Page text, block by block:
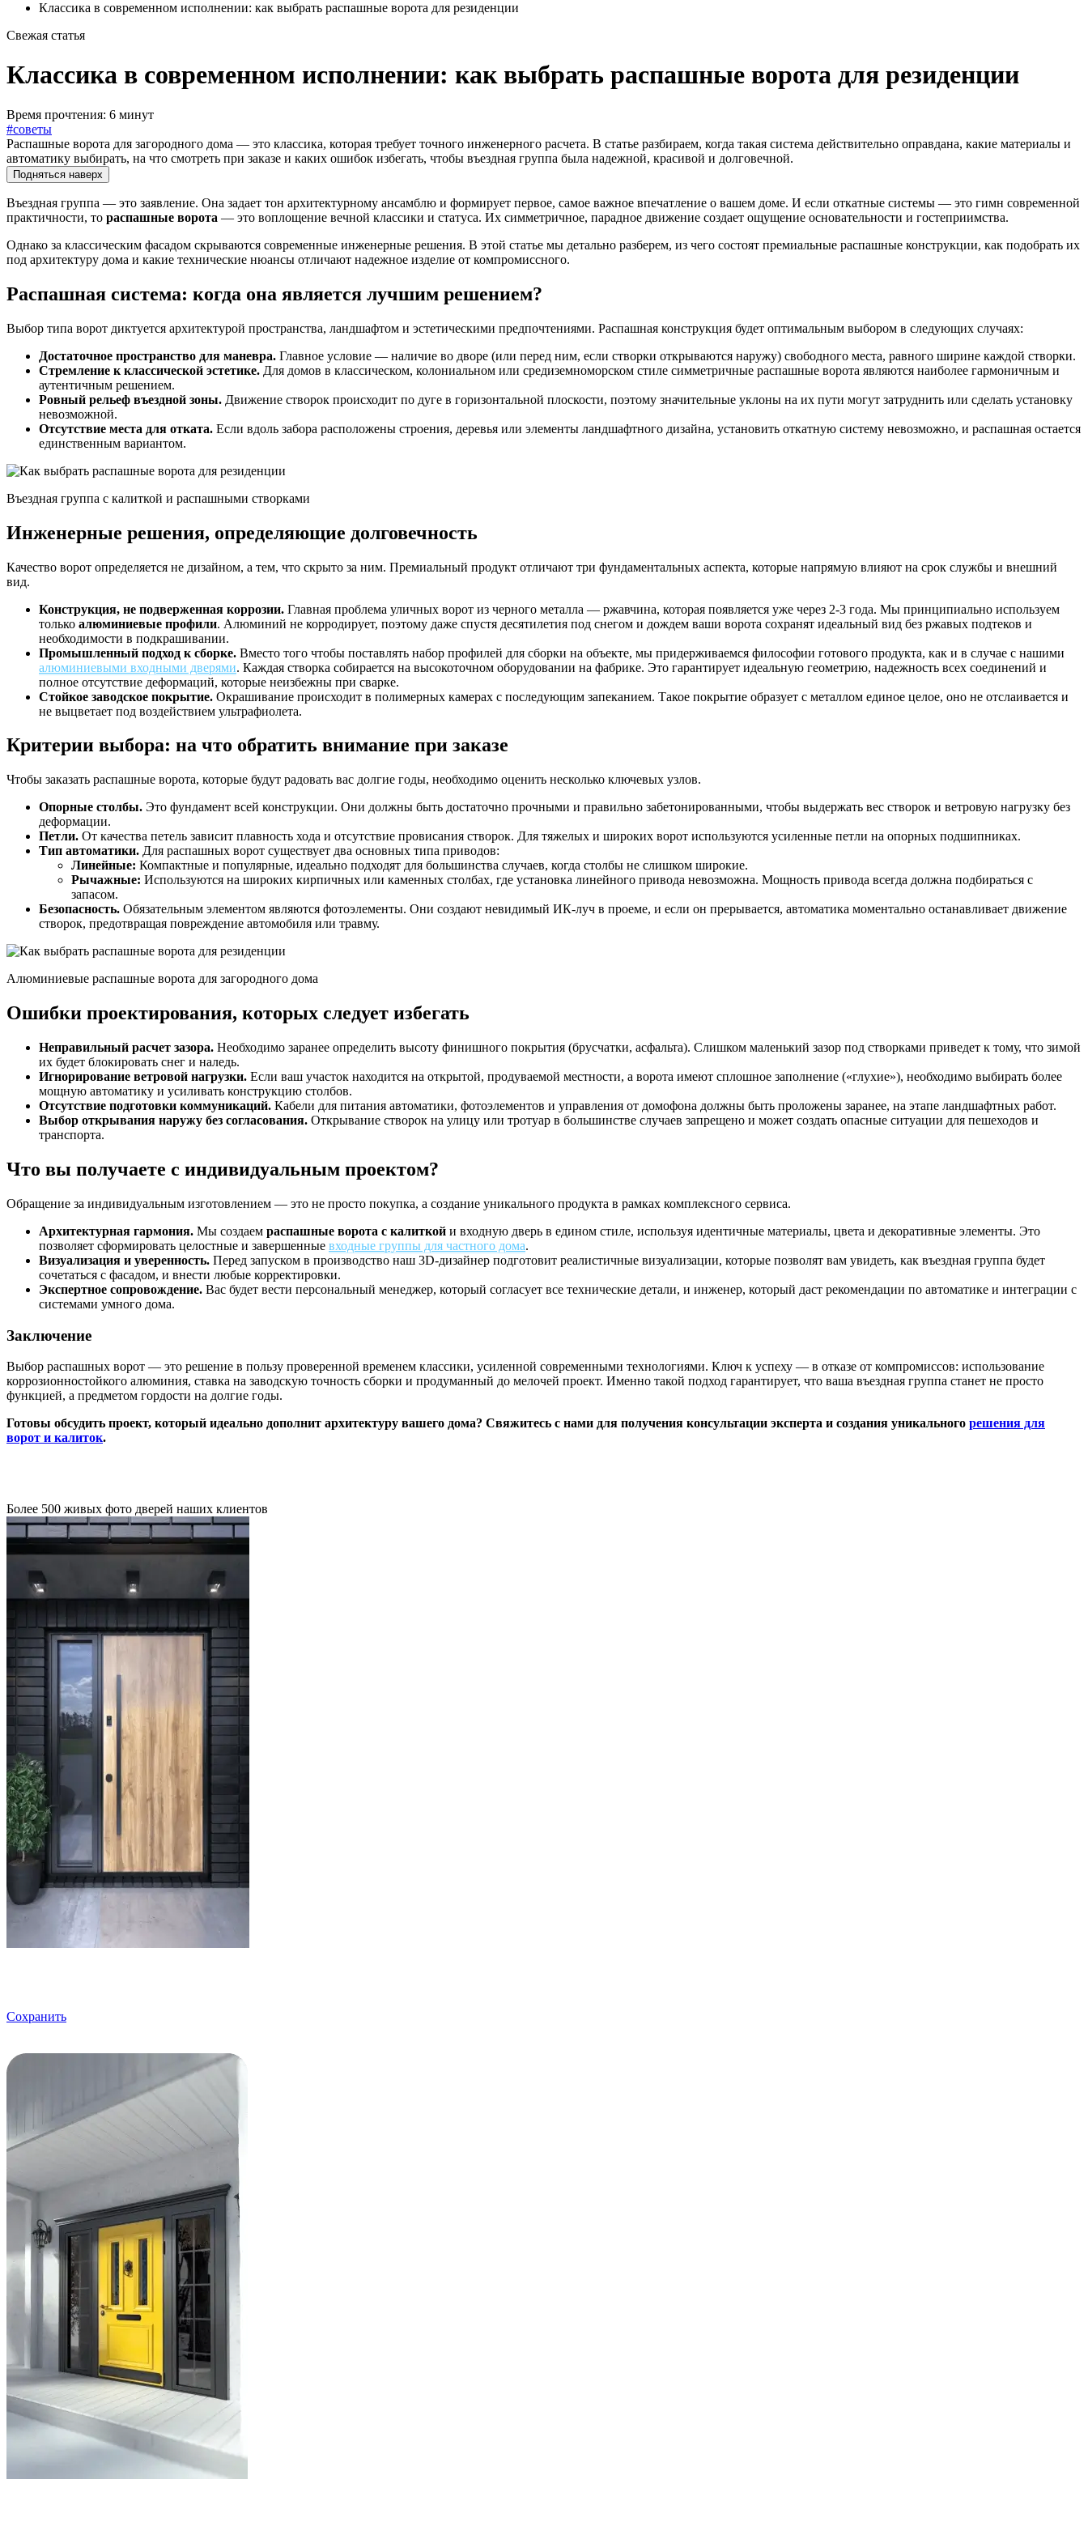
Классика в современном исполнении: как выбрать распашные ворота для резиденции
Свежая статья
Классика в современном исполнении: как выбрать распашные ворота для резиденции
Время прочтения: 6 минут
#советы
Распашные ворота для загородного дома — это классика, которая требует точного инженерного расчета. В статье разбираем, когда такая система действительно оправдана, какие материалы и
автоматику выбирать, на что смотреть при заказе и каких ошибок избегать, чтобы въездная группа была надежной, красивой и долговечной.
Подняться наверх
Въездная группа — это заявление. Она задает тон архитектурному ансамблю и формирует первое, самое важное впечатление о вашем доме. И если откатные системы — это гимн современной
практичности, то распашные ворота — это воплощение вечной классики и статуса. Их симметричное, парадное движение создает ощущение основательности и гостеприимства.
Однако за классическим фасадом скрываются современные инженерные решения. В этой статье мы детально разберем, из чего состоят премиальные распашные конструкции, как подобрать их
под архитектуру дома и какие технические нюансы отличают надежное изделие от компромиссного.
Распашная система: когда она является лучшим решением?
Выбор типа ворот диктуется архитектурой пространства, ландшафтом и эстетическими предпочтениями. Распашная конструкция будет оптимальным выбором в следующих случаях:
Достаточное пространство для маневра. Главное условие — наличие во дворе (или перед ним, если створки открываются наружу) свободного места, равного ширине каждой створки.
Стремление к классической эстетике. Для домов в классическом, колониальном или средиземноморском стиле симметричные распашные ворота являются наиболее гармоничным и
аутентичным решением.
Ровный рельеф въездной зоны. Движение створок происходит по дуге в горизонтальной плоскости, поэтому значительные уклоны на их пути могут затруднить или сделать установку
невозможной.
Отсутствие места для отката. Если вдоль забора расположены строения, деревья или элементы ландшафтного дизайна, установить откатную систему невозможно, и распашная остается
единственным вариантом.
Въездная группа с калиткой и распашными створками
Инженерные решения, определяющие долговечность
Качество ворот определяется не дизайном, а тем, что скрыто за ним. Премиальный продукт отличают три фундаментальных аспекта, которые напрямую влияют на срок службы и внешний
вид.
Конструкция, не подверженная коррозии. Главная проблема уличных ворот из черного металла — ржавчина, которая появляется уже через 2-3 года. Мы принципиально используем
только алюминиевые профили. Алюминий не корродирует, поэтому даже спустя десятилетия под снегом и дождем ваши ворота сохранят идеальный вид без ржавых подтеков и
необходимости в подкрашивании.
Промышленный подход к сборке. Вместо того чтобы поставлять набор профилей для сборки на объекте, мы придерживаемся философии готового продукта, как и в случае с нашими
алюминиевыми входными дверями. Каждая створка собирается на высокоточном оборудовании на фабрике. Это гарантирует идеальную геометрию, надежность всех соединений и
полное отсутствие деформаций, которые неизбежны при сварке.
Стойкое заводское покрытие. Окрашивание происходит в полимерных камерах с последующим запеканием. Такое покрытие образует с металлом единое целое, оно не отслаивается и
не выцветает под воздействием ультрафиолета.
Критерии выбора: на что обратить внимание при заказе
Чтобы заказать распашные ворота, которые будут радовать вас долгие годы, необходимо оценить несколько ключевых узлов.
Опорные столбы. Это фундамент всей конструкции. Они должны быть достаточно прочными и правильно забетонированными, чтобы выдержать вес створок и ветровую нагрузку без
деформации.
Петли. От качества петель зависит плавность хода и отсутствие провисания створок. Для тяжелых и широких ворот используются усиленные петли на опорных подшипниках.
Тип автоматики. Для распашных ворот существует два основных типа приводов:
Линейные: Компактные и популярные, идеально подходят для большинства случаев, когда столбы не слишком широкие.
Рычажные: Используются на широких кирпичных или каменных столбах, где установка линейного привода невозможна. Мощность привода всегда должна подбираться с
запасом.
Безопасность. Обязательным элементом являются фотоэлементы. Они создают невидимый ИК-луч в проеме, и если он прерывается, автоматика моментально останавливает движение
створок, предотвращая повреждение автомобиля или травму.
Алюминиевые распашные ворота для загородного дома
Ошибки проектирования, которых следует избегать
Неправильный расчет зазора. Необходимо заранее определить высоту финишного покрытия (брусчатки, асфальта). Слишком маленький зазор под створками приведет к тому, что зимой
их будет блокировать снег и наледь.
Игнорирование ветровой нагрузки. Если ваш участок находится на открытой, продуваемой местности, а ворота имеют сплошное заполнение («глухие»), необходимо выбирать более
мощную автоматику и усиливать конструкцию столбов.
Отсутствие подготовки коммуникаций. Кабели для питания автоматики, фотоэлементов и управления от домофона должны быть проложены заранее, на этапе ландшафтных работ.
Выбор открывания наружу без согласования. Открывание створок на улицу или тротуар в большинстве случаев запрещено и может создать опасные ситуации для пешеходов и
транспорта.
Что вы получаете с индивидуальным проектом?
Обращение за индивидуальным изготовлением — это не просто покупка, а создание уникального продукта в рамках комплексного сервиса.
Архитектурная гармония. Мы создаем распашные ворота с калиткой и входную дверь в едином стиле, используя идентичные материалы, цвета и декоративные элементы. Это
позволяет сформировать целостные и завершенные входные группы для частного дома.
Визуализация и уверенность. Перед запуском в производство наш 3D-дизайнер подготовит реалистичные визуализации, которые позволят вам увидеть, как въездная группа будет
сочетаться с фасадом, и внести любые корректировки.
Экспертное сопровождение. Вас будет вести персональный менеджер, который согласует все технические детали, и инженер, который даст рекомендации по автоматике и интеграции с
системами умного дома.
Заключение
Выбор распашных ворот — это решение в пользу проверенной временем классики, усиленной современными технологиями. Ключ к успеху — в отказе от компромиссов: использование
коррозионностойкого алюминия, ставка на заводскую точность сборки и продуманный до мелочей проект. Именно такой подход гарантирует, что ваша въездная группа станет не просто
функцией, а предметом гордости на долгие годы.
Готовы обсудить проект, который идеально дополнит архитектуру вашего дома? Свяжитесь с нами для получения консультации эксперта и создания уникального решения для
ворот и калиток.
Более 500 живых фото дверей наших клиентов
Сохранить